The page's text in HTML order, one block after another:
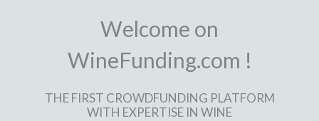
Welcome on
WineFunding.com !
THE FIRST CROWDFUNDING PLATFORM
WITH EXPERTISE IN WINE